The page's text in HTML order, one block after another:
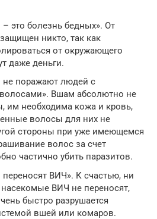
это болезнь бедных». От
никто, так как
от окружающего
даже деньги.
поражают людей с
Вшам абсолютно не
им необходима кожа и кровь,
волосы для них не
стороны при уже имеющемся
волос за счет
частично убить паразитов.
ВИЧ». К счастью, ни
ВИЧ не переносят,
быстро разрушается
вшей или комаров.